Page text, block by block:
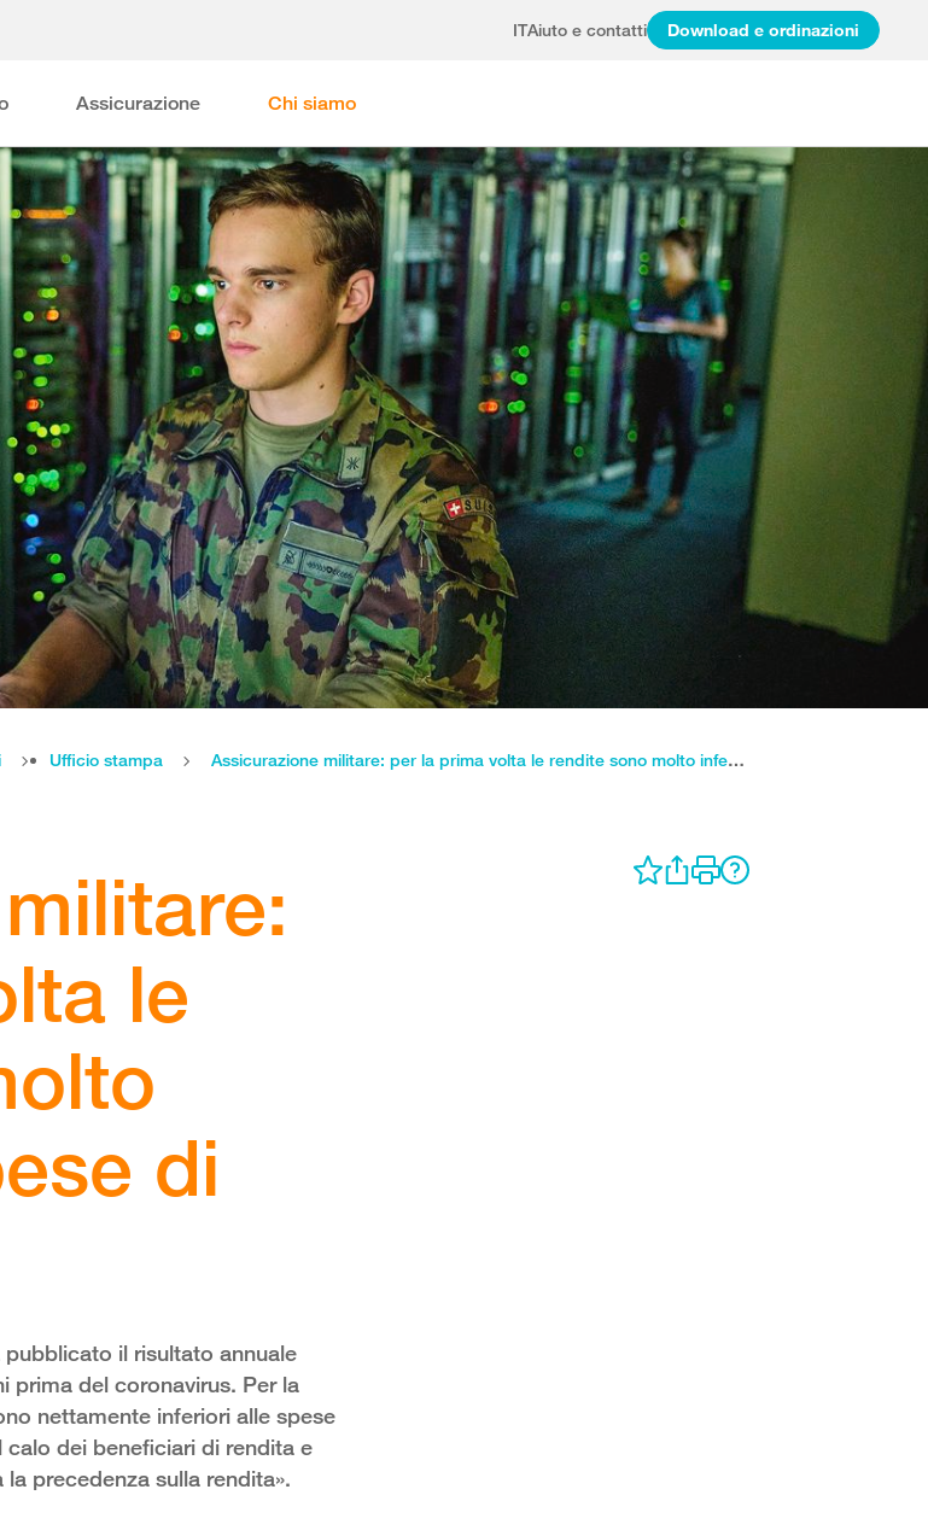
ITAiuto e contatti Download e ordinazioni
Assicurazione Chi siamo
Ufficio stampa Assicurazione militare: per la prima volta le rendite sono molto inferiori alle spese di cura
le
di
pubblicato il risultato annuale
prima del coronavirus. Per la
nettamente inferiori alle spese
dei beneficiari di rendita e
precedenza sulla rendita».